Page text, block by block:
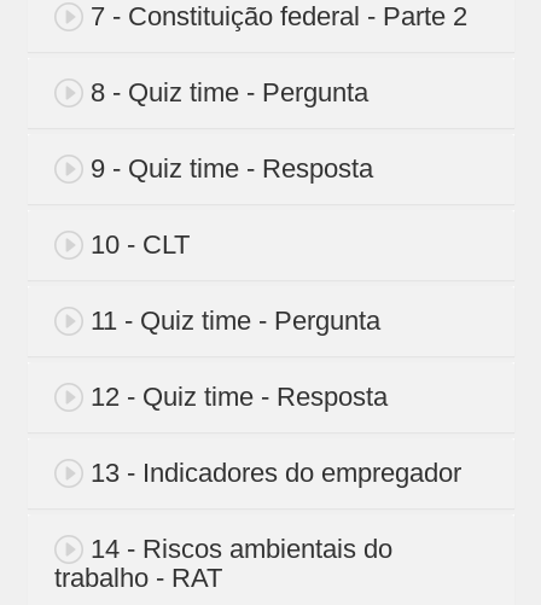
7 - Constituição federal - Parte 2
8 - Quiz time - Pergunta
9 - Quiz time - Resposta
10 - CLT
11 - Quiz time - Pergunta
12 - Quiz time - Resposta
13 - Indicadores do empregador
14 - Riscos ambientais do
trabalho - RAT